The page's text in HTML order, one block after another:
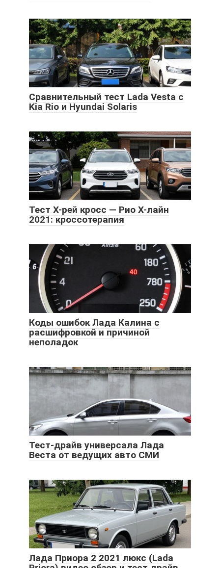
Сравнительный тест Lada Vesta с
Kia Rio и Hyundai Solaris
Тест Х-рей кросс — Рио Х-лайн
2021: кроссотерапия
Коды ошибок Лада Калина с
расшифровкой и причиной
неполадок
Тест-драйв универсала Лада
Веста от ведущих авто СМИ
Лада Приора 2 2021 люкс (Lada